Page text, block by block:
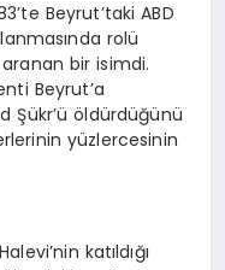
Beyrut’taki ABD
rolü
bir isimdi.
Beyrut’a
Şükr’ü öldürdüğünü
yüzlercesinin
katıldığı